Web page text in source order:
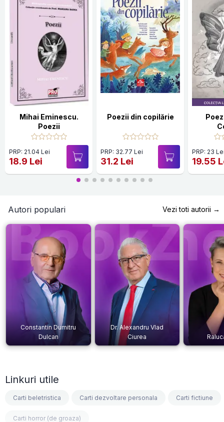
Mihai Eminescu.
Poezii
PRP: 21.04 Lei
18.9 Lei
Poezii din copilărie
PRP: 32.77 Lei
31.2 Lei
PRP: 23
19.55
Autori populari Vezi toti autorii →
Constantin Dumitru
Dulcan
Dr. Alexandru Vlad
Ciurea
Linkuri utile
Carti beletristica Carti dezvoltare personala Carti fictiune
Carti horror (de groaza)